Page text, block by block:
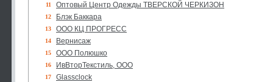
11 Оптовый Центр Одежды ТВЕРСКОЙ ЧЕРКИЗОН
12 Блэк Баккара
13 ООО КЦ ПРОГРЕСС
14 Вернисаж
15 ООО Полюшко
16 ИвВторТекстиль, ООО
17 Glassclock